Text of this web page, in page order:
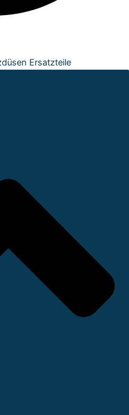
Ersatzteile